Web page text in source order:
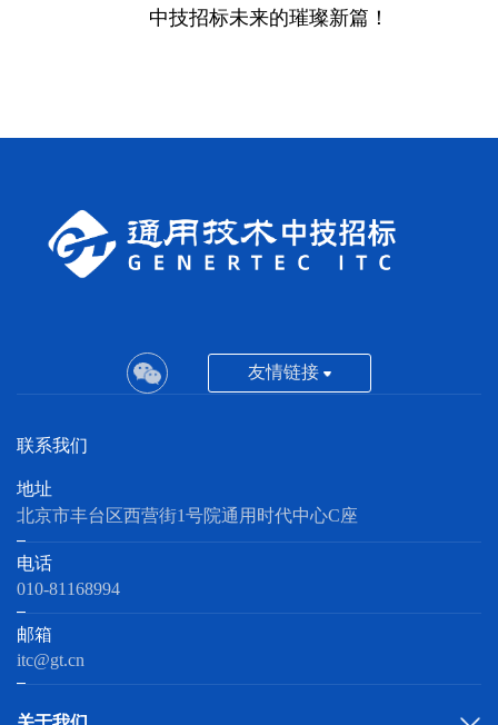
中技招标未来的璀璨新篇！
友情链接
联系我们
地址
北京市丰台区西营街1号院通用时代中心C座
电话
010-81168994
邮箱
itc@gt.cn